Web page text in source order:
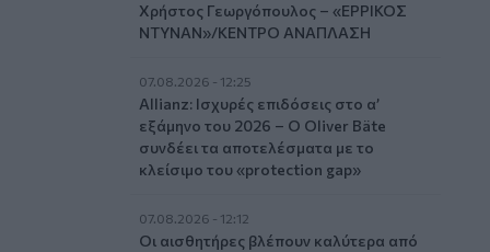
Χρήστος Γεωργόπουλος – «ΕΡΡΙΚΟΣ
ΝΤΥΝΑΝ»/ΚΕΝΤΡΟ ΑΝΑΠΛΑΣΗ
07.08.2026 - 12:25
Allianz: Ισχυρές επιδόσεις στο α’
εξάμηνο του 2026 – Ο Oliver Bäte
συνδέει τα αποτελέσματα με το
κλείσιμο του «protection gap»
07.08.2026 - 12:12
Οι αισθητήρες βλέπουν καλύτερα από